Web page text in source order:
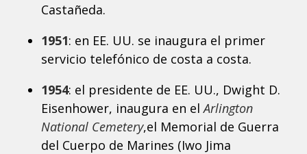
Castañeda.
1951: en EE. UU. se inaugura el primer
servicio telefónico de costa a costa.
1954: el presidente de EE. UU., Dwight D.
Eisenhower, inaugura en elArlington
National Cemetery,el Memorial de Guerra
del Cuerpo de Marines (Iwo Jima